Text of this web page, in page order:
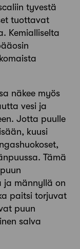
tyvestä
tuottavat
Kemialliselta
näkee myös
vesi ja
Jotta puulle
kuusi
Tämä
ja männyllä on
paitsi torjuvat
puun
salva